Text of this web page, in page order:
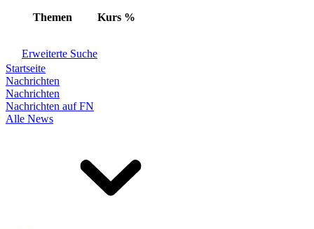
Themen Kurs %
Erweiterte Suche
Startseite
Nachrichten
Nachrichten
Nachrichten auf FN
Alle News